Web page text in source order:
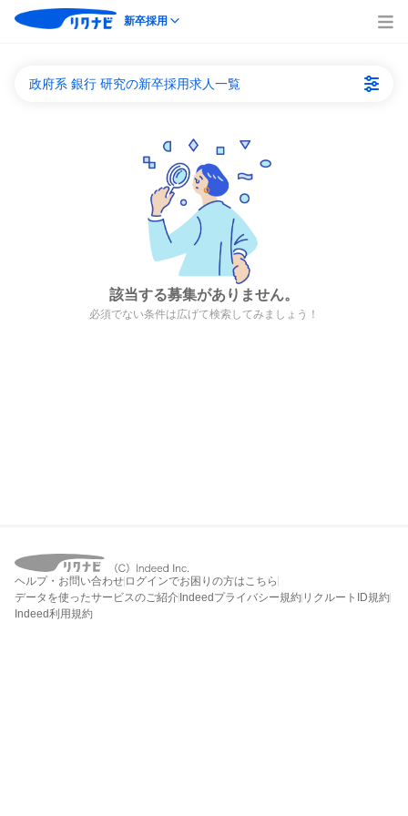
新卒採用
政府系 銀行 研究の新卒採用求人一覧
該当する募集がありません。
必須でない条件は広げて検索してみましょう！
ヘルプ・お問い合わせ ログインでお困りの方はこちら
データを使ったサービスのご紹介 Indeedプライバシー規約 リクルートID規約
Indeed利用規約